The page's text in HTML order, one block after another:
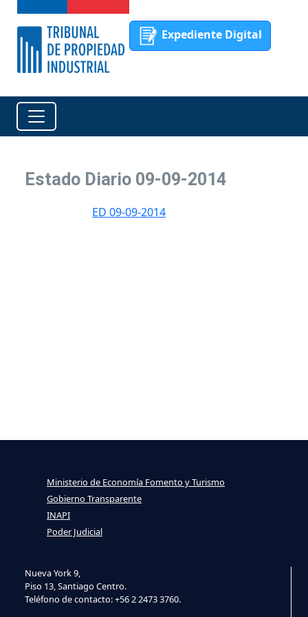
Expediente Digital
Estado Diario 09-09-2014
ED 09-09-2014
Nueva York 9,
Piso 13, Santiago Centro.
Teléfono de contacto: +56 2 2473 3760.
Ministerio de Economía Fomento y Turismo
Gobierno Transparente
INAPI
Poder Judicial